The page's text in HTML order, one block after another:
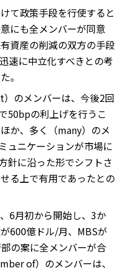
て政策手段を行使すると
にも全メンバーが同意
資産の削減の双方の手段
速に中立化すべきとの考
。
のメンバーは、今後2回
50bpの利上げを行うこ
か、多く（many）のメ
ュニケーションが市場に
針に沿った形でシフトさ
る上で有用であったとの
6月初から開始し、3か
600億ドル/月、MBSが
の案に全メンバーが合
of）のメンバーは、